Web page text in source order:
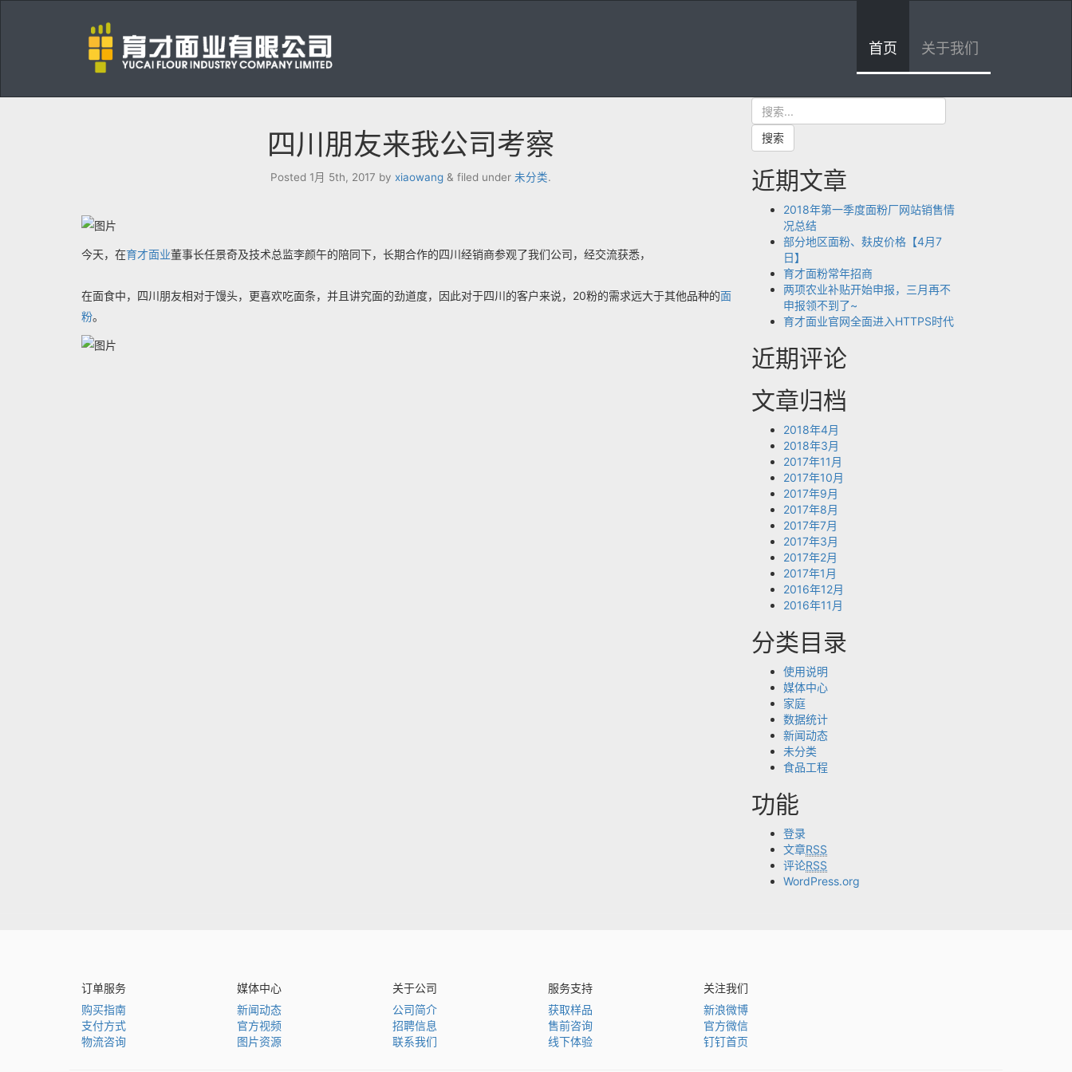
才
首页 关于我们
四川朋友来我公司考察
Posted 1月 5th, 2017 by xiaowang & filed under 未分类.
今天，在育才面业董事长任景奇及技术总监李颜午的陪同下，长期合作的四川经销商参观了我们公司，经交流获悉，
在面食中，四川朋友相对于馒头，更喜欢吃面条，并且讲究面的劲道度，因此对于四川的客户来说，20粉的需求远大于其他品种的面
粉。
搜
索
搜索
近期文章
2018年第一季度面粉厂网站销售情
况总结
部分地区面粉、麸皮价格【4月7
日】
育才面粉常年招商
两项农业补贴开始申报，三月再不
申报领不到了~
育才面业官网全面进入HTTPS时代
近期评论
文章归档
2018年4月
2018年3月
2017年11月
2017年10月
2017年9月
2017年8月
2017年7月
2017年3月
2017年2月
2017年1月
2016年12月
2016年11月
分类目录
使用说明
媒体中心
家庭
数据统计
新闻动态
未分类
食品工程
功能
登录
文章RSS
评论RSS
WordPress.org
订单服务
购买指南
支付方式
物流咨询
媒体中心
新闻动态
官方视频
图片资源
关于公司
公司简介
招聘信息
联系我们
服务支持
获取样品
售前咨询
线下体验
关注我们
新浪微博
官方微信
钉钉首页